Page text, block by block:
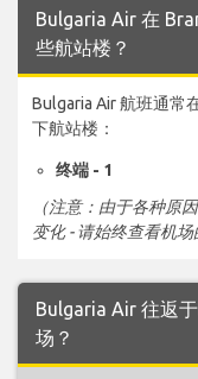
Bulgaria Air 在
些航站楼？
Bulgaria Air 航班通常
下航站楼：
终端 - 1
（注意：由于各种原
变化 - 请始终查看机场
Bulgaria Air 往返
场？